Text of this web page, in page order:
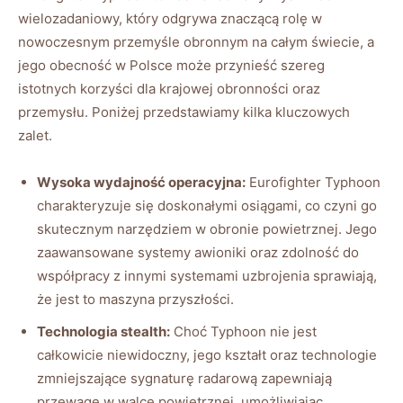
wielozadaniowy, który odgrywa znaczącą rolę w
nowoczesnym przemyśle obronnym na całym świecie, a
jego obecność w Polsce może przynieść szereg
istotnych korzyści dla krajowej obronności oraz
przemysłu. Poniżej przedstawiamy kilka kluczowych
zalet.
Wysoka wydajność operacyjna: Eurofighter Typhoon
charakteryzuje się doskonałymi osiągami, co czyni go
skutecznym narzędziem w obronie powietrznej. Jego
zaawansowane systemy awioniki oraz zdolność do
współpracy z innymi systemami uzbrojenia sprawiają,
że jest to maszyna przyszłości.
Technologia stealth: Choć Typhoon nie jest
całkowicie niewidoczny, jego kształt oraz technologie
zmniejszające sygnaturę radarową zapewniają